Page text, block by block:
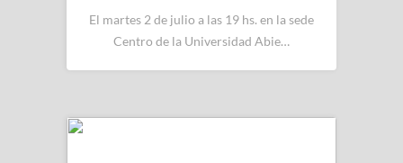
El martes 2 de julio a las 19 hs. en la sede
Centro de la Universidad Abie…